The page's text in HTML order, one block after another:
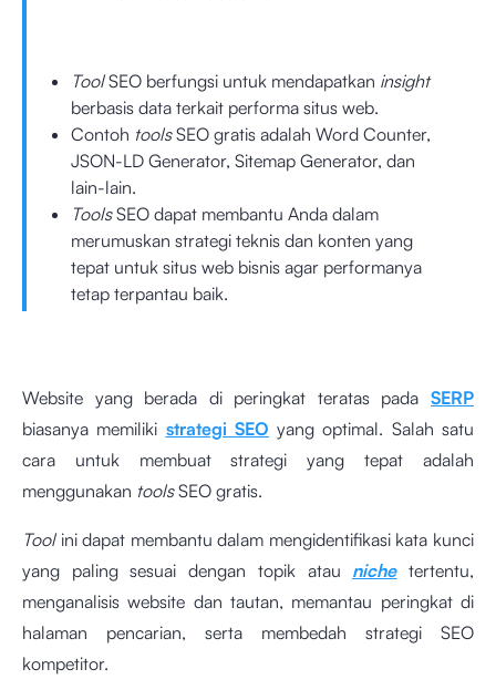
ToolSEO berfungsi untuk mendapatkan insight
berbasis data terkait performa situs web.
Contoh toolsSEO gratis adalah Word Counter,
JSON-LD Generator, Sitemap Generator, dan
lain-lain.
ToolsSEO dapat membantu Anda dalam
merumuskan strategi teknis dan konten yang
tepat untuk situs web bisnis agar performanya
tetap terpantau baik.
Website yang berada di peringkat teratas pada SERP
biasanya memiliki strategi SEO yang optimal. Salah satu
cara untuk membuat strategi yang tepat adalah
menggunakan toolsSEO gratis.
Toolini dapat membantu dalam mengidentifikasi kata kunci
yang paling sesuai dengan topik atau nichetertentu,
menganalisis website dan tautan, memantau peringkat di
halaman pencarian, serta membedah strategi SEO
kompetitor.